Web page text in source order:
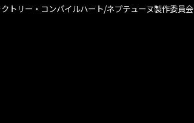
トリー・コンパイルハート/ネプテューヌ製作委員会